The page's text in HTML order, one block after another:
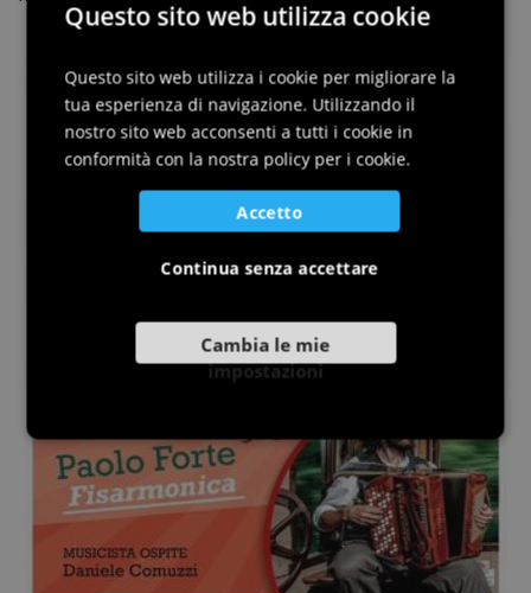
ENGLISH
GERMAN
SLOVENIAN
Questo sito web utilizza cookie
Questo sito web utilizza i cookie per migliorare la
tua esperienza di navigazione. Utilizzando il
nostro sito web acconsenti a tutti i cookie in
conformità con la nostra policy per i cookie.
Accetto
Continua senza accettare
Cambia le mie
impostazioni